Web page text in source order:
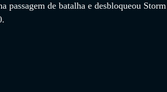
passagem de batalha e desbloqueou Storm